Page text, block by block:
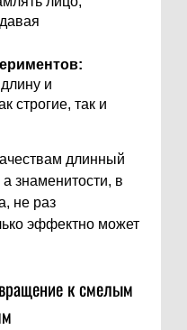
и
строгие, так и
длинный
а знаменитости, в
не раз
эффектно может
к смелым